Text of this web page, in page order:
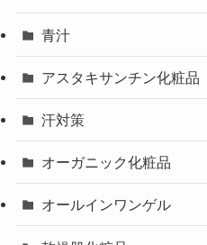
青汁
アスタキサンチン化粧品
汗対策
オーガニック化粧品
オールインワンゲル